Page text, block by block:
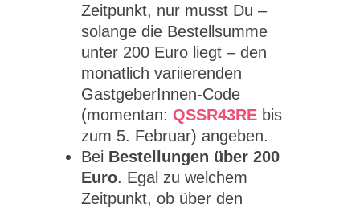
Zeitpunkt, nur musst Du –
solange die Bestellsumme
unter 200 Euro liegt – den
monatlich variierenden
GastgeberInnen-Code
(momentan: QSSR43REbis
zum 5. Februar) angeben.
Bei Bestellungen über 200
Euro. Egal zu welchem
Zeitpunkt, ob über den